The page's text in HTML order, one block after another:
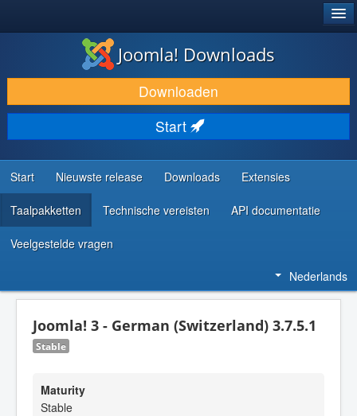
DOWNLOAD & BREID UIT
ONTDEK & LEER
COMMUNITY & ONDERSTEUNING
ONTWIKKELAARSBRONNEN
Joomla! Downloads
Downloaden
Start
Start Nieuwste release Downloads Extensies
Taalpakketten Technische vereisten API documentatie
Veelgestelde vragen
Nederlands
Joomla! 3 - German (Switzerland) 3.7.5.1
Stable
Maturity
Stable